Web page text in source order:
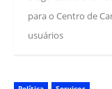
para o Centro de
usuários